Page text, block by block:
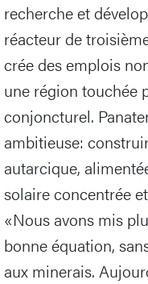
recherche et
réacteur de
crée des emplois
une région touchée
conjoncturel.
ambitieuse:
autarcique,
solaire concentrée
«Nous avons mis
bonne équation,
aux minerais.